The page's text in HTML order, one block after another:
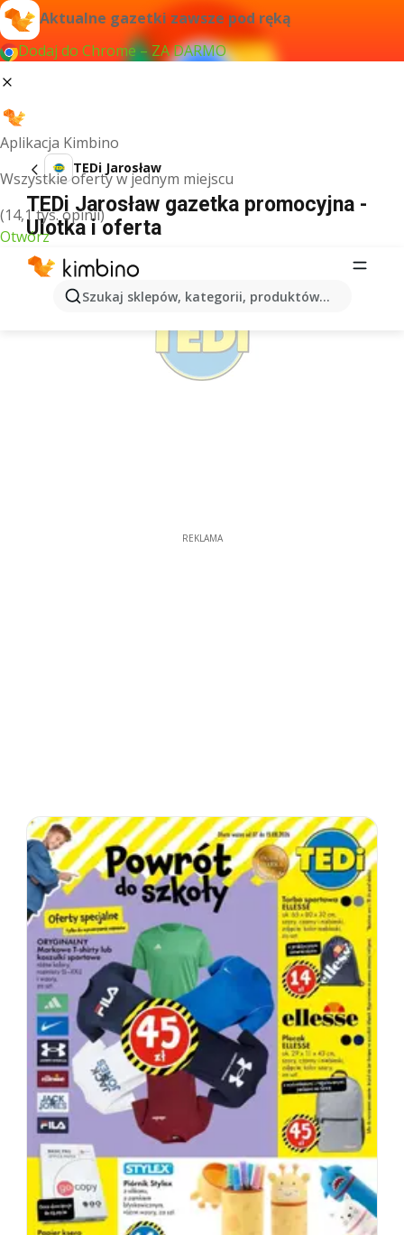
Aktualne gazetki zawsze pod ręką
Dodaj do Chrome – ZA DARMO
Aplikacja Kimbino
Wszystkie oferty w jednym miejscu
(14,1 tys. opinii)
Otwórz
Szukaj sklepów, kategorii, produktów...
TEDi Jarosław
TEDi Jarosław gazetka promocyjna -
Ulotka i oferta
REKLAMA